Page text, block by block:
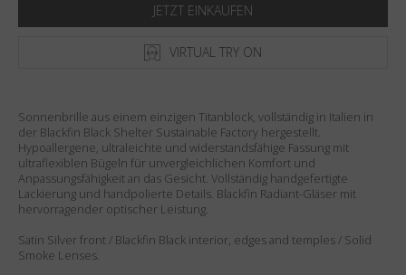
JETZT EINKAUFEN
VIRTUAL TRY ON
Sonnenbrille aus einem einzigen Titanblock, vollständig in Italien in
der Blackfin Black Shelter Sustainable Factory hergestellt.
Hypoallergene, ultraleichte und widerstandsfähige Fassung mit
ultraflexiblen Bügeln für unvergleichlichen Komfort und
Anpassungsfähigkeit an das Gesicht. Vollständig handgefertigte
Lackierung und handpolierte Details. Blackfin Radiant-Gläser mit
hervorragender optischer Leistung.
Satin Silver front / Blackfin Black interior, edges and temples / Solid
Smoke Lenses.